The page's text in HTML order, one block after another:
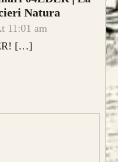
Natura
11:01 am
[…]